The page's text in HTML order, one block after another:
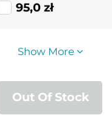
95,0 zł
Show More
Out Of Stock